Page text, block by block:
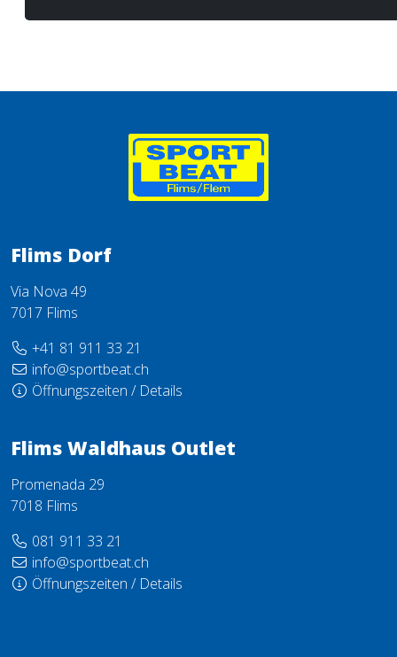
Flims Dorf
Via Nova 49
7017 Flims
+41 81 911 33 21
info@sportbeat.ch
Öffnungszeiten / Details
Flims Waldhaus Outlet
Promenada 29
7018 Flims
081 911 33 21
info@sportbeat.ch
Öffnungszeiten / Details